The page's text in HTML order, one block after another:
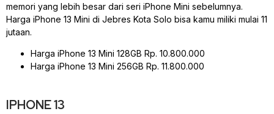
memori yang lebih besar dari seri iPhone Mini sebelumnya.
Harga iPhone 13 Mini di Jebres Kota Solo bisa kamu miliki mulai 11
jutaan.
Harga iPhone 13 Mini 128GB Rp. 10.800.000
Harga iPhone 13 Mini 256GB Rp. 11.800.000
IPHONE 13